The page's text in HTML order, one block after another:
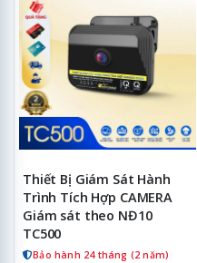
Thiết Bị Giám Sát Hành
Trình Tích Hợp CAMERA
Giám sát theo NĐ10
TC500
Bảo hành 24 tháng (2 năm)